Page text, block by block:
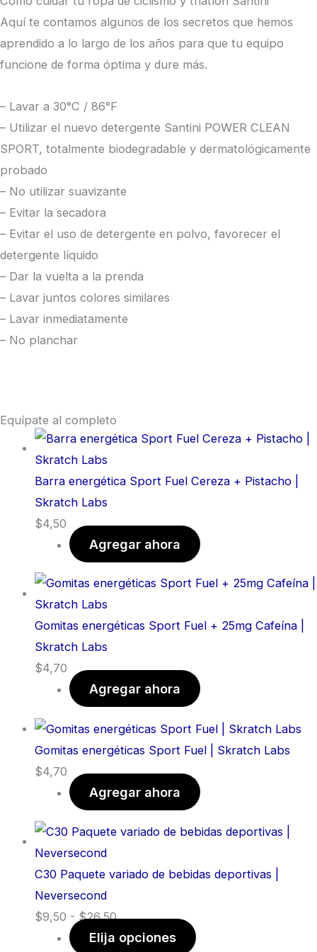
Aquí te contamos algunos de los secretos que hemos
aprendido a lo largo de los años para que tu equipo
funcione de forma óptima y dure más.
– Lavar a 30°C / 86°F
– Utilizar el nuevo detergente Santini POWER CLEAN
SPORT, totalmente biodegradable y dermatológicamente
probado
– No utilizar suavizante
– Evitar la secadora
– Evitar el uso de detergente en polvo, favorecer el
detergente líquido
– Dar la vuelta a la prenda
– Lavar juntos colores similares
– Lavar inmediatamente
– No planchar
Equípate al completo
Barra energética Sport Fuel Cereza + Pistacho |
Skratch Labs
$4,50
Agregar ahora
Gomitas energéticas Sport Fuel + 25mg Cafeína |
Skratch Labs
$4,70
Agregar ahora
Gomitas energéticas Sport Fuel | Skratch Labs
$4,70
Agregar ahora
C30 Paquete variado de bebidas deportivas |
Neversecond
$9,50 - $26,50
Elija opciones